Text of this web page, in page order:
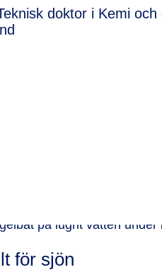
doktor i Kemi
för sjön